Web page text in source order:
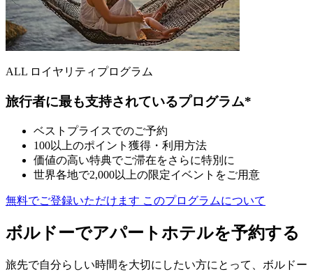
ALL ロイヤリティプログラム
旅行者に最も支持されているプログラム*
ベストプライスでのご予約
100以上のポイント獲得・利用方法
価値の高い特典でご滞在をさらに特別に
世界各地で2,000以上の限定イベントをご用意
無料でご登録いただけます このプログラムについて
ボルドーでアパートホテルを予約する
旅先で自分らしい時間を大切にしたい方にとって、ボルドー